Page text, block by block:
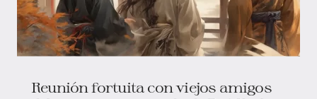
Reunión fortuita con viejos amigos